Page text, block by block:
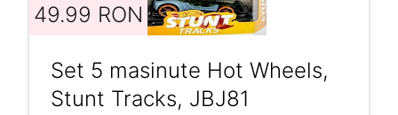
49.99 RON
Set 5 masinute Hot Wheels,
Stunt Tracks, JBJ81